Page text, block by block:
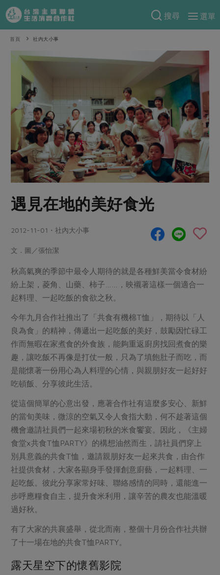
搜尋
選單
產品分類
當季蔬果
一籃菜
芽苗類 蕈菇類
辛香料類
奶蛋豆・五穀
蛋 乳製品
豆製品 米麵雜糧
肉品・水產
調理食材・點心
調味醬料/南北貨 烘焙
保健食品
美妝保養 個人清潔
家庭清潔
日用品 圖書禮品
防災用品
最新產品
優惠專區
素食專區
食譜料理
食材
米食
麵食
肉食
海鮮
常備菜
蛋料理
醬料
湯品．鍋物
漬物
涼拌沙拉
飲品
主題食譜
異國料理
年菜食譜
養身食補
節慶大餐
高麗菜海鮮煎餅
特別企畫
預購活動
把最好的台灣味帶回家！
防災用品預購圓滿結束
2026年端午節預購圓滿結束
更多預購活動
當季產品
合作25-經典快閃最後一週
合作25-精選產品第四彈
合作25-精選產品第三彈
更多當季產品
議題活動
主婦聯盟X樂齡網特約優惠案
30%rPET紅烏龍茶
2024農業發展計畫年度報告
更多議題活動
綠主張
觀點文章
主婦食堂 一籃菜真心話
社內大小事 合作聯合國
樂齡生活 親子食育
關注議題
減硝酸鹽 惜食
非基改運動 支持本土農糧
減添加物 減塑減廢
公益金 食農教育
更多議題
生活者e週報
綠主張月刊
典藏閱覽室
關於合作社
認識合作社
關於我們
合作社組織
員工與求才
產品檢驗
自主把關
檢驗報告
硝酸鹽檢驗
社員權益
合作社法規
社務專區
選舉專區
最新消息
媒體報導
下載專區
地區活動
社務會議
活動報下載
重要公告
首頁 社內大小事
遇見在地的美好食光
2012-11-01・社內大小事
文．圖／張怡潔
秋高氣爽的季節中最令人期待的就是各種鮮美當令食材紛
紛上架，菱角、山藥、柿子……，映襯著這樣一個適合一
起料理、一起吃飯的食欲之秋。
今年九月合作社推出了「共食有機棉T恤」，期待以「人
良為食」的精神，傳遞出一起吃飯的美好，鼓勵因忙碌工
作而無暇在家煮食的外食族，能夠重返廚房找回煮食的樂
趣，讓吃飯不再像是打仗一般，只為了填飽肚子而吃，而
是能懷著一份用心為人料理的心情，與親朋好友一起好好
吃頓飯、分享彼此生活。
從這個簡單的心意出發，應著合作社有這麼多安心、新鮮
的當旬美味，微涼的空氣又令人食指大動，何不趁著這個
機會邀請社員們一起來場初秋的米食饗宴。因此，《主婦
食堂x共食T恤PARTY》的構想油然而生，請社員們穿上
別具意義的共食T恤，邀請親朋好友一起來共食，由合作
社提供食材，大家各顯身手發揮創意廚藝，一起料理、一
起吃飯。彼此分享家常好味、聯絡感情的同時，還能進一
步呼應糧食自主，提升食米利用，讓辛苦的農友也能溫暖
過好秋。
有了大家的共襄盛舉，從北而南，整個十月份合作社共辦
了十一場在地的共食T恤PARTY。
露天星空下的懷舊影院